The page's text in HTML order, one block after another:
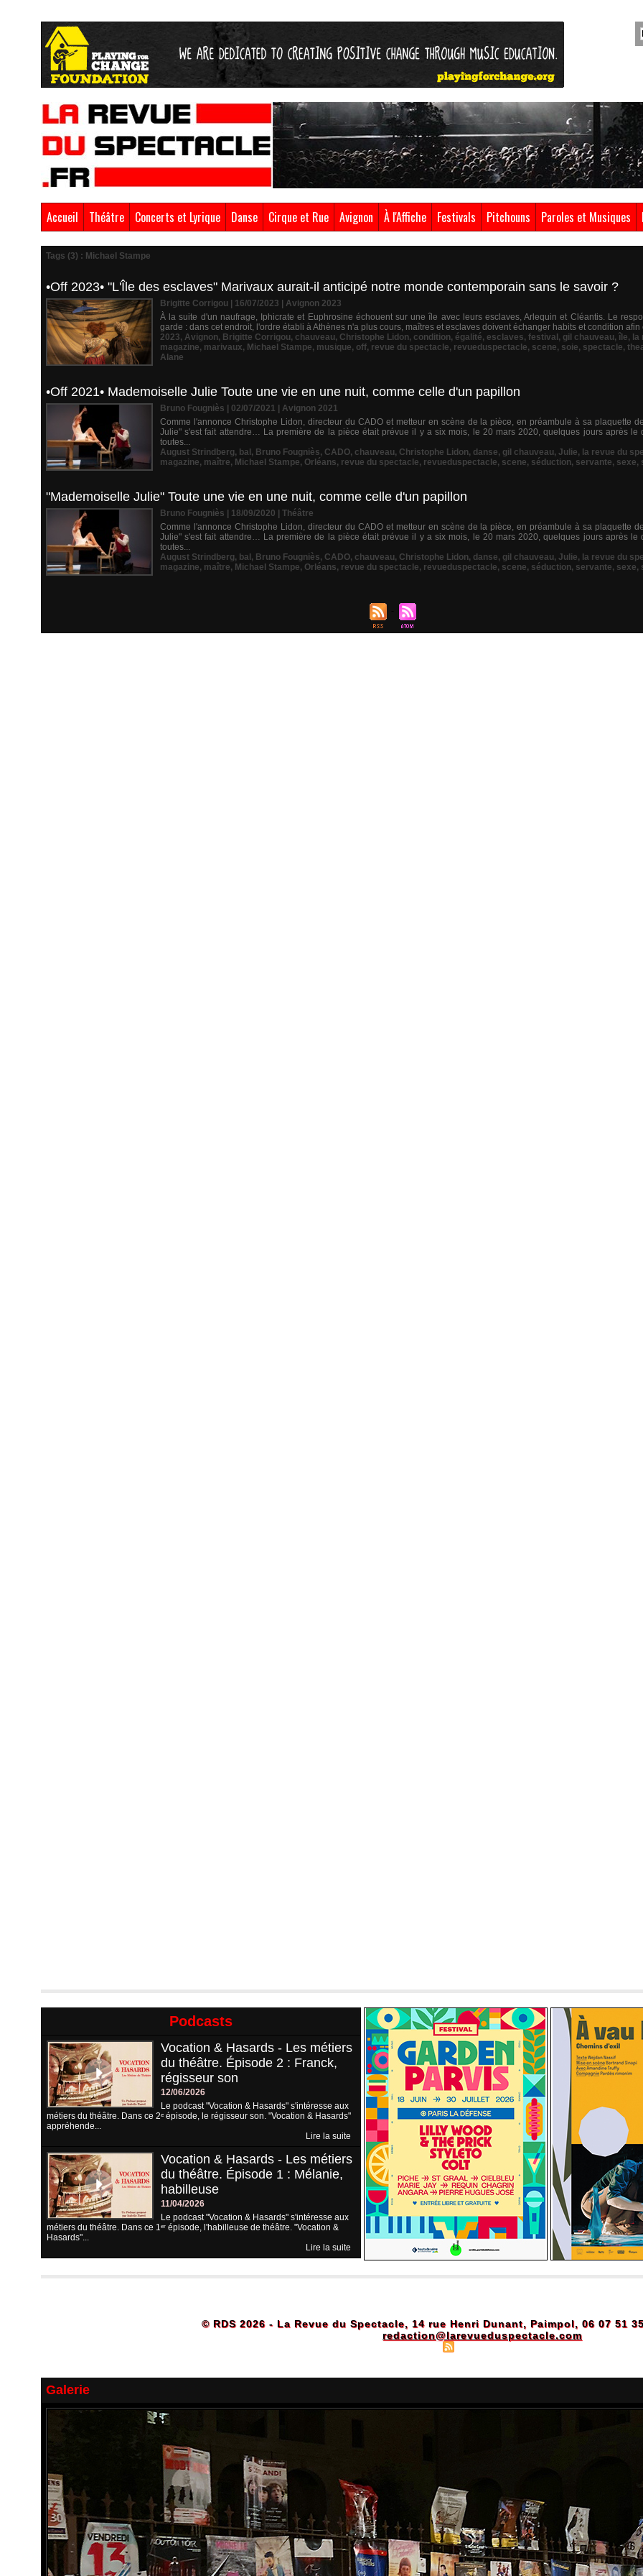
Accueil Théâtre Concerts et Lyrique Danse Cirque et Rue Avignon À l'Affiche Festivals Pitchouns Paroles et Musiques
Tags (3) : Michael Stampe
•Off 2023• "L'Île des esclaves" Marivaux aurait-il anticipé notre monde contemporain sans le savoir ?
Brigitte Corrigou | 16/07/2023
Avignon 2023
À la suite d'un naufrage, Iphicrate et Euphrosine échouent sur une île avec leurs esclaves, Arlequin et Cléantis. Le
garde : dans cet endroit, l'ordre établi à Athènes n'a plus cours, maîtres et esclaves doivent échanger habits et condition
2023, Avignon, Brigitte Corrigou, chauveau, Christophe Lidon, condition, égalité, esclaves, festival , gil chauveau, île, la
magazine, marivaux, Michael Stampe, musique, off, revue du spectacle, revueduspectacle, scene, soie, spectacle,
Alane
•Off 2021• Mademoiselle Julie Toute une vie en une nuit, comme celle d'un papillon
Bruno Fougniès | 02/07/2021
Avignon 2021
Comme l'annonce Christophe Lidon, directeur du CADO et metteur en scène de la pièce, en préambule à sa plaquette
Julie" s'est fait attendre… La première de la pièce était prévue il y a six mois, le 20 mars 2020, quelques jours après le
toutes...
August Strindberg, bal , Bruno Fougniès, CADO, chauveau, Christophe Lidon, danse, gil chauveau, Julie, la revue du
magazine, maître, Michael Stampe, Orléans, revue du spectacle, revueduspectacle, scene, séduction, servante, sexe,
"Mademoiselle Julie" Toute une vie en une nuit, comme celle d'un papillon
Bruno Fougniès | 18/09/2020
Théâtre
Comme l'annonce Christophe Lidon, directeur du CADO et metteur en scène de la pièce, en préambule à sa plaquette
Julie" s'est fait attendre… La première de la pièce était prévue il y a six mois, le 20 mars 2020, quelques jours après le
toutes...
August Strindberg, bal , Bruno Fougniès, CADO, chauveau, Christophe Lidon, danse, gil chauveau, Julie, la revue du
magazine, maître, Michael Stampe, Orléans, revue du spectacle, revueduspectacle, scene, séduction, servante, sexe,
Podcasts
Vocation & Hasards - Les métiers
du théâtre. Épisode 2 : Franck,
régisseur son
12/06/2026
Le podcast "Vocation & Hasards" s'intéresse aux
métiers du théâtre. Dans ce 2ᵉ épisode, le régisseur son. "Vocation & Hasards"
appréhende...
Lire la suite
Vocation & Hasards - Les métiers
du théâtre. Épisode 1 : Mélanie,
habilleuse
11/04/2026
Le podcast "Vocation & Hasards" s'intéresse aux
métiers du théâtre. Dans ce 1ᵉʳ épisode, l'habilleuse de théâtre. "Vocation &
Hasards"...
Lire la suite
© RDS 2026 - La Revue du Spectacle, 14 rue Henri Dunant, Paimpol, 06 07 51
redaction@larevueduspectacle.com
Galerie